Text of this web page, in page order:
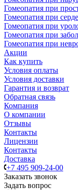
Гомеопатия при
Гомеопатия при
Гомеопатия при
Гомеопатия при
Гомеопатия при
Акции
Как купить
Условия оплаты
Условия доставки
Гарантия и возврат
Обратная связь
Компания
О компании
Отзывы
Контакты
Лицензии
Контакты
Доставка
+7 495 909-24-00
Заказать звонок
Задать вопрос